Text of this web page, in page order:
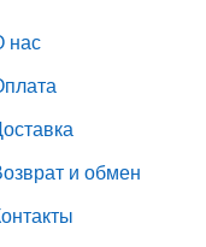
нас
и обмен